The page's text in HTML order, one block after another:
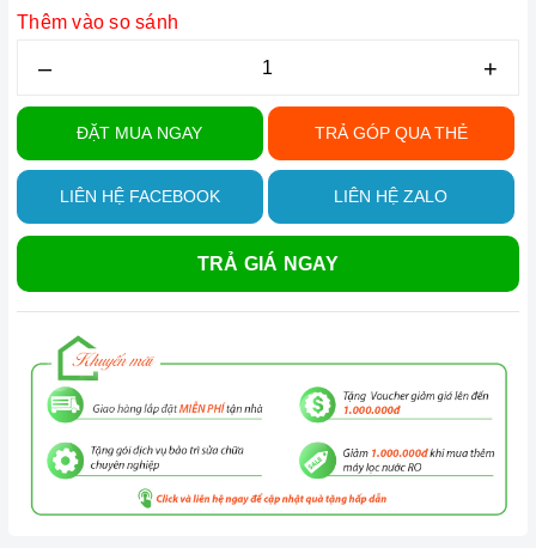
Thêm vào so sánh
– +
ĐẶT MUA NGAY TRẢ GÓP QUA THẺ
LIÊN HỆ FACEBOOK LIÊN HỆ ZALO
TRẢ GIÁ NGAY